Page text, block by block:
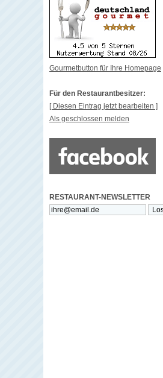
Gourmetbutton für Ihre Homepage
Für den Restaurantbesitzer:
[ Diesen Eintrag jetzt bearbeiten ]
Als geschlossen melden
RESTAURANT-NEWSLETTER